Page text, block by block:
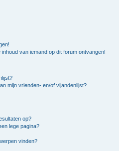
van iemand op dit forum ontvangen!
mijn vrienden- en/of vijandenlijst?
op?
lege pagina?
vinden?